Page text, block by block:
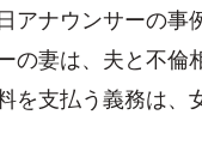
アナウンサーの
の妻は、夫と不
を支払う義務は、